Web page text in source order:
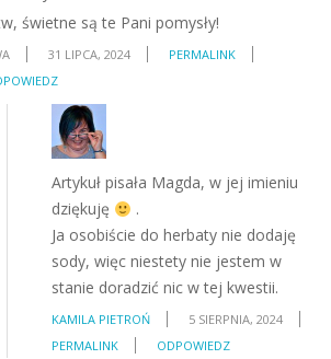
świetne są te Pani pomysły!
31 LIPCA, 2024
PERMALINK
Artykuł pisała Magda, w jej imieniu
dziękuję
.
Ja osobiście do herbaty nie dodaję
sody, więc niestety nie jestem w
stanie doradzić nic w tej kwestii.
KAMILA PIETROŃ
5 SIERPNIA, 2024
PERMALINK
ODPOWIEDZ